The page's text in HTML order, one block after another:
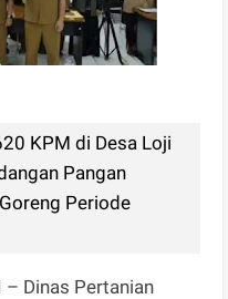
KPM di Desa Loji
Pangan
Periode
– Dinas Pertanian